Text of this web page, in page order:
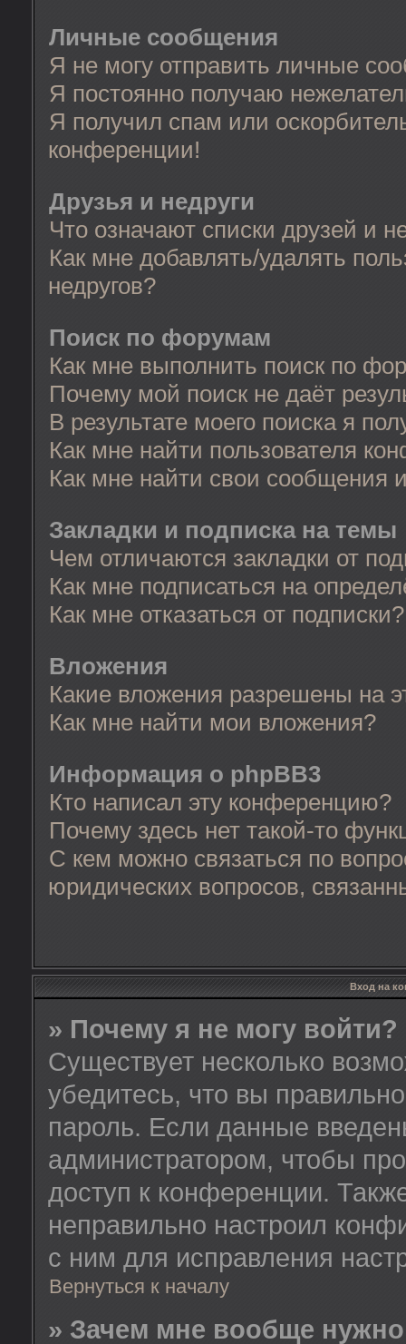
Личные сообщения
Я не могу отправить личные
Я постоянно получаю
Я получил спам или
конференции!
Друзья и недруги
Что означают списки друзей и
Как мне добавлять/удалять
недругов?
Поиск по форумам
Как мне выполнить поиск по
Почему мой поиск не даёт
В результате моего поиска я
Как мне найти пользователя
Как мне найти свои сообщения
Закладки и подписка на темы
Чем отличаются закладки от
Как мне подписаться на
Как мне отказаться от подписки?
Вложения
Какие вложения разрешены на
Как мне найти мои вложения?
Информация о phpBB3
Кто написал эту конференцию?
Почему здесь нет такой-то
С кем можно связаться по
юридических вопросов,
Вход на
» Почему я не могу войти?
Существует несколько
убедитесь, что вы
пароль. Если данные
администратором, чтобы
доступ к конференции.
неправильно настроил
с ним для исправления
Вернуться к началу
» Зачем мне вообще нужно